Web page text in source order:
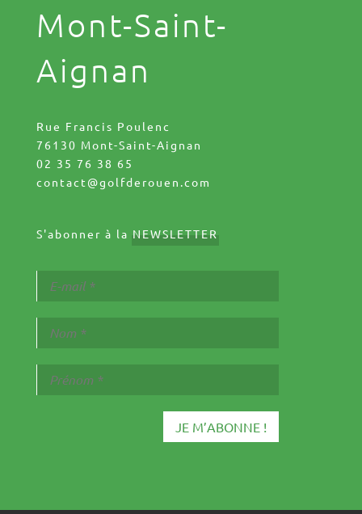
Mont-Saint-
Aignan
Rue Francis Poulenc
76130 Mont-Saint-Aignan
02 35 76 38 65
contact@golfderouen.com
S'abonner à la NEWSLETTER